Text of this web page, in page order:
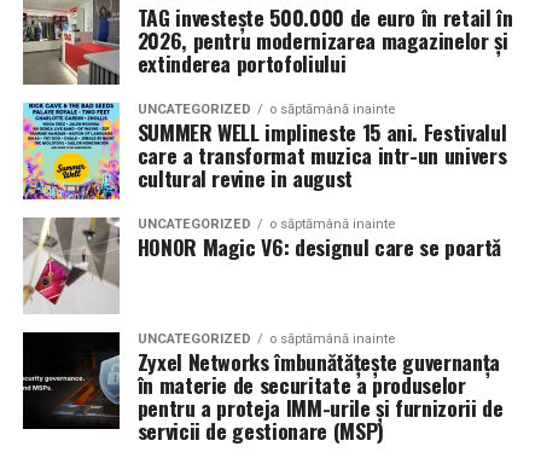
TAG investește 500.000 de euro în retail în
2026, pentru modernizarea magazinelor și
extinderea portofoliului
UNCATEGORIZED o săptămână inainte
SUMMER WELL implineste 15 ani. Festivalul
care a transformat muzica intr-un univers
cultural revine in august
UNCATEGORIZED o săptămână inainte
HONOR Magic V6: designul care se poartă
UNCATEGORIZED o săptămână inainte
Zyxel Networks îmbunătățește guvernanța
în materie de securitate a produselor
pentru a proteja IMM-urile și furnizorii de
servicii de gestionare (MSP)